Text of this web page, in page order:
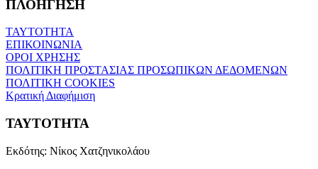
ΠΛΟΗΓΗΣΗ
ΤΑΥΤΟΤΗΤΑ
ΕΠΙΚΟΙΝΩΝΙΑ
ΟΡΟΙ ΧΡΗΣΗΣ
ΠΟΛΙΤΙΚΗ ΠΡΟΣΤΑΣΙΑΣ ΠΡΟΣΩΠΙΚΩΝ ΔΕΔΟΜΕΝΩΝ
ΠΟΛΙΤΙΚΗ COOKIES
Κρατική Διαφήμιση
ΤΑΥΤΟΤΗΤΑ
Εκδότης: Νίκος Χατζηνικολάου